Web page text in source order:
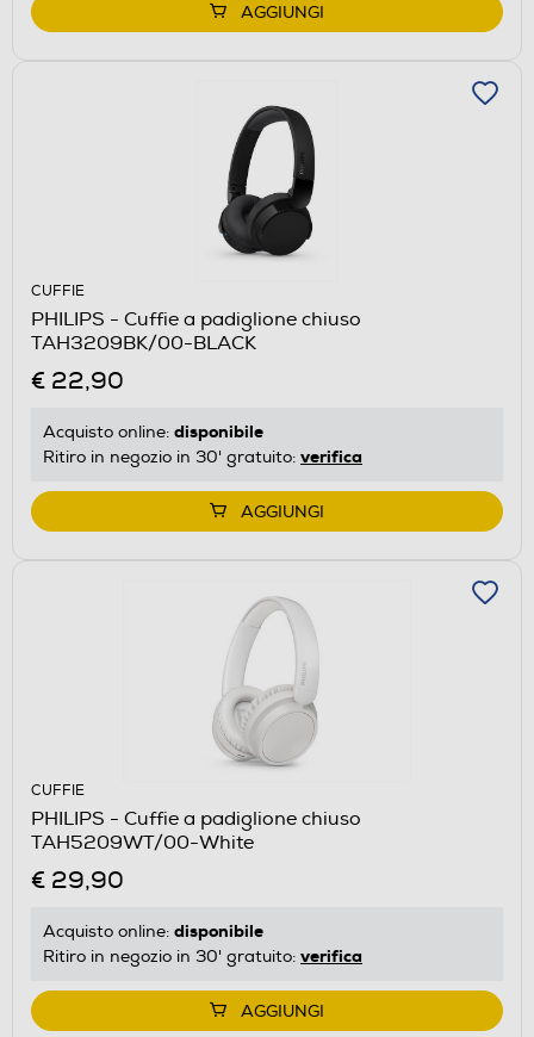
AGGIUNGI
CUFFIE
PHILIPS - Cuffie a padiglione chiuso
TAH3209BK/00-BLACK
€ 22,90
Acquisto online: disponibile
Ritiro in negozio in 30' gratuito: verifica
AGGIUNGI
CUFFIE
PHILIPS - Cuffie a padiglione chiuso
TAH5209WT/00-White
€ 29,90
Acquisto online: disponibile
Ritiro in negozio in 30' gratuito: verifica
AGGIUNGI